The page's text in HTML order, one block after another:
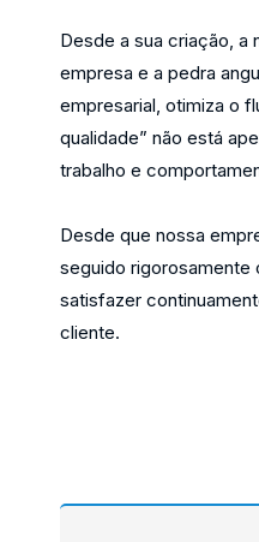
Desde a sua criação, a
empresa e a pedra
empresarial, otimiza o
qualidade” não está
trabalho e
Desde que nossa
seguido rigorosamente
satisfazer
cliente.